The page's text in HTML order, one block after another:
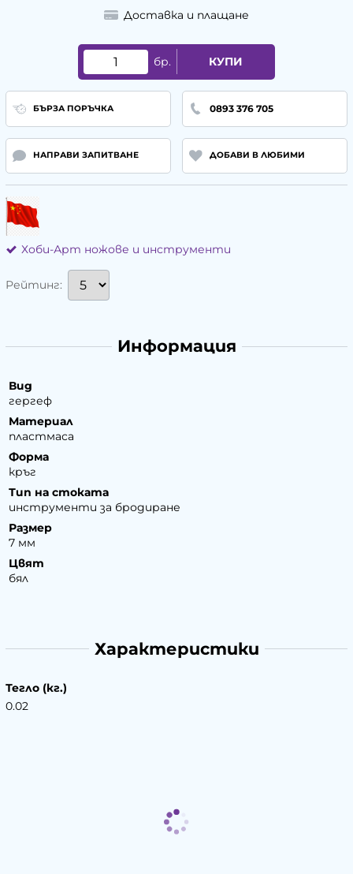
Доставка и плащане
бр. КУПИ
БЪРЗА ПОРЪЧКА 0893 376 705
НАПРАВИ ЗАПИТВАНЕ ДОБАВИ В ЛЮБИМИ
Хоби-Арт ножове и инструменти
Рейтинг:
Информация
Вид
гергеф
Материал
пластмаса
Форма
кръг
Тип на стоката
инструменти за бродиране
Размер
7 мм
Цвят
бял
Характеристики
Тегло (кг.)
0.02